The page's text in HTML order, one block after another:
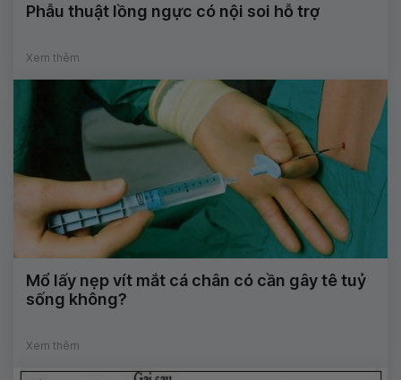
Phẫu thuật lồng ngực có nội soi hỗ trợ
Xem thêm
Mổ lấy nẹp vít mắt cá chân có cần gây tê tuỷ
sống không?
Xem thêm